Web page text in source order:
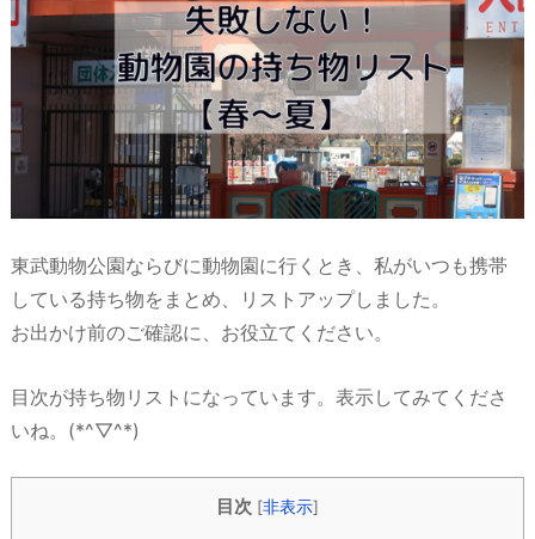
東武動物公園ならびに動物園に行くとき、私がいつも携帯
している持ち物をまとめ、リストアップしました。
お出かけ前のご確認に、お役立てください。
目次が持ち物リストになっています。表示してみてくださ
いね。(*^▽^*)
目次 [非表示]